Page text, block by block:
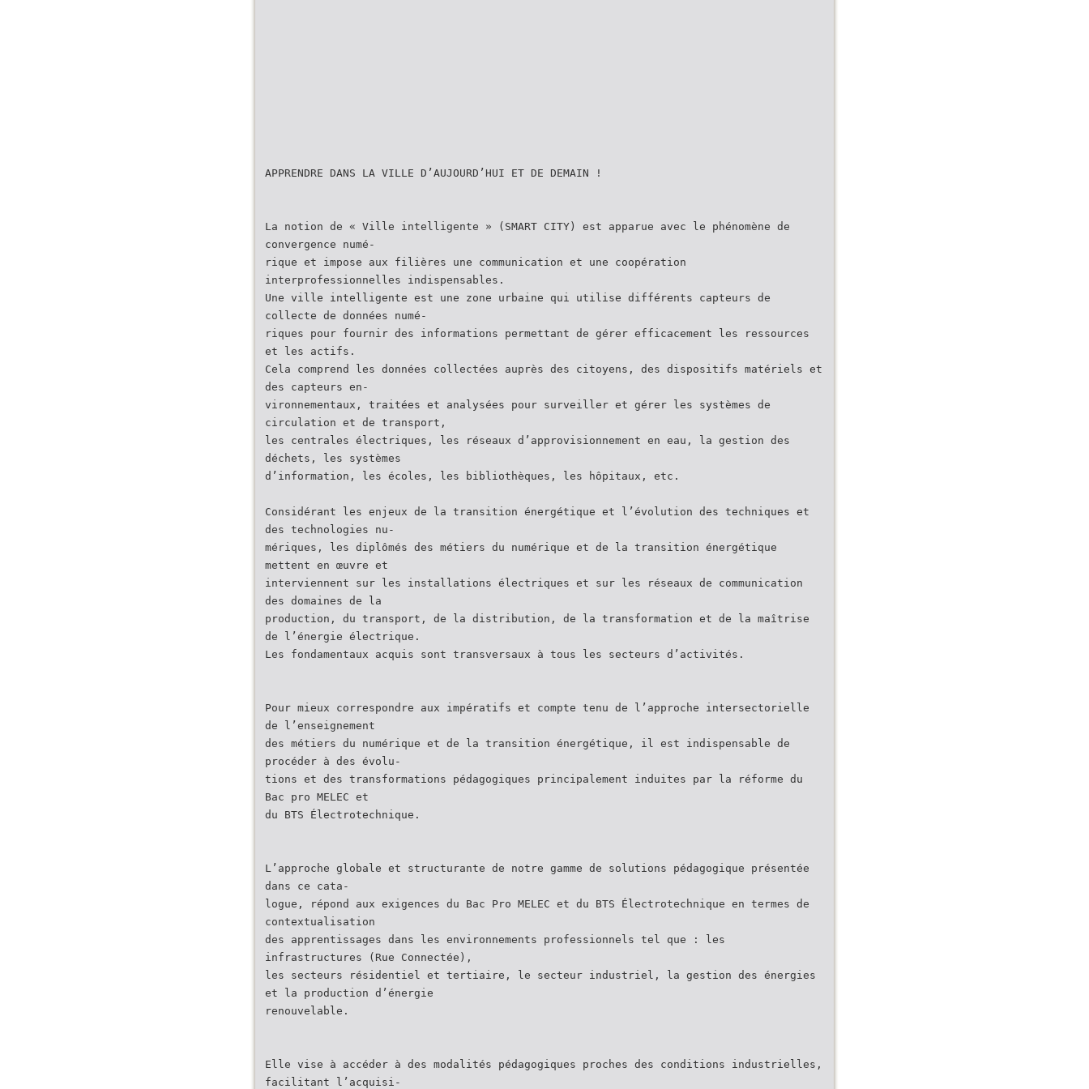
APPRENDRE DANS LA VILLE D’AUJOURD’HUI ET DE DEMAIN !
La notion de « Ville intelligente » (SMART CITY) est apparue avec le phénomène de
convergence numé-
rique et impose aux filières une communication et une coopération
interprofessionnelles indispensables.
Une ville intelligente est une zone urbaine qui utilise différents capteurs de
collecte de données numé-
riques pour fournir des informations permettant de gérer efficacement les ressources
et les actifs.
Cela comprend les données collectées auprès des citoyens, des dispositifs matériels et
des capteurs en-
vironnementaux, traitées et analysées pour surveiller et gérer les systèmes de
circulation et de transport,
les centrales électriques, les réseaux d’approvisionnement en eau, la gestion des
déchets, les systèmes
d’information, les écoles, les bibliothèques, les hôpitaux, etc.
Considérant les enjeux de la transition énergétique et l’évolution des techniques et
des technologies nu-
mériques, les diplômés des métiers du numérique et de la transition énergétique
mettent en œuvre et
interviennent sur les installations électriques et sur les réseaux de communication
des domaines de la
production, du transport, de la distribution, de la transformation et de la maîtrise
de l’énergie électrique.
Les fondamentaux acquis sont transversaux à tous les secteurs d’activités.
Pour mieux correspondre aux impératifs et compte tenu de l’approche intersectorielle
de l’enseignement
des métiers du numérique et de la transition énergétique, il est indispensable de
procéder à des évolu-
tions et des transformations pédagogiques principalement induites par la réforme du
Bac pro MELEC et
du BTS Électrotechnique.
L’approche globale et structurante de notre gamme de solutions pédagogique présentée
dans ce cata-
logue, répond aux exigences du Bac Pro MELEC et du BTS Électrotechnique en termes de
contextualisation
des apprentissages dans les environnements professionnels tel que : les
infrastructures (Rue Connectée),
les secteurs résidentiel et tertiaire, le secteur industriel, la gestion des énergies
et la production d’énergie
renouvelable.
Elle vise à accéder à des modalités pédagogiques proches des conditions industrielles,
facilitant l’acquisi-